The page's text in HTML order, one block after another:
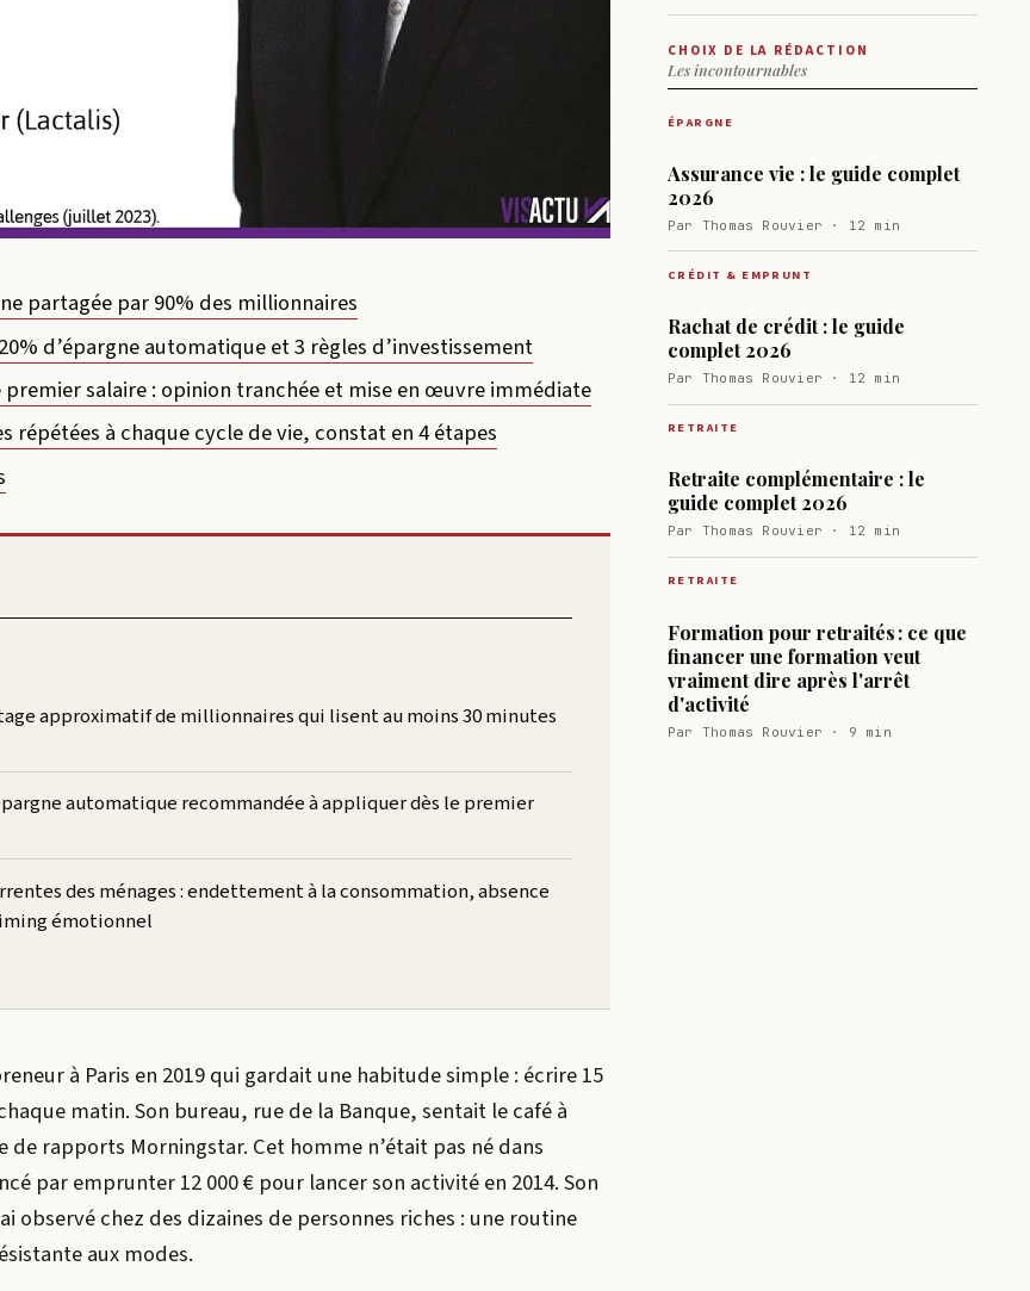
partagée par 90% des millionnaires
d’épargne automatique et 3 règles d’investissement
premier salaire : opinion tranchée et mise en œuvre immédiate
répétées à chaque cycle de vie, constat en 4 étapes
approximatif de millionnaires qui lisent au moins 30 minutes
automatique recommandée à appliquer dès le premier
des ménages : endettement à la consommation, absence
émotionnel
à Paris en 2019 qui gardait une habitude simple : écrire 15
matin. Son bureau, rue de la Banque, sentait le café à
de rapports Morningstar. Cet homme n’était pas né dans
par emprunter 12 000 € pour lancer son activité en 2014. Son
observé chez des dizaines de personnes riches : une routine
aux modes.
CHOIX DE LA RÉDACTION
Les incontournables
ÉPARGNE
Assurance vie : le guide complet
2026
Par Thomas Rouvier · 12 min
CRÉDIT & EMPRUNT
Rachat de crédit : le guide
complet 2026
Par Thomas Rouvier · 12 min
RETRAITE
Retraite complémentaire : le
guide complet 2026
Par Thomas Rouvier · 12 min
RETRAITE
Formation pour retraités : ce que
financer une formation veut
vraiment dire après l'arrêt
d'activité
Par Thomas Rouvier · 9 min